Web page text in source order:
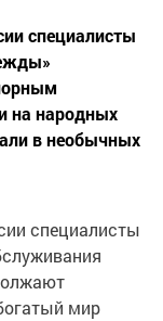
специалисты
на народных
в необычных
специалисты
мир